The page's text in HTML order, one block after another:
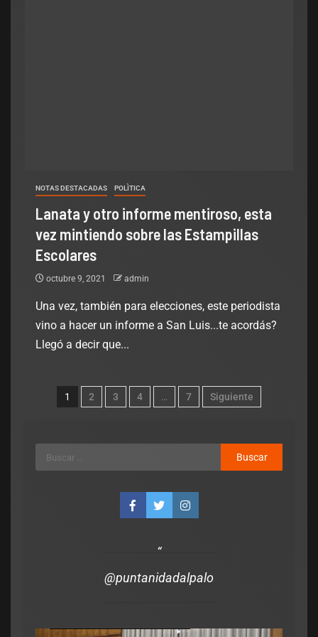
NOTAS DESTACADAS POLÌTICA
Lanata y otro informe mentiroso, esta
vez mintiendo sobre las Estampillas
Escolares
octubre 9, 2021 admin
Una vez, también para elecciones, este periodista
vino a hacer un informe a San Luis...te acordás?
Llegó a decir que...
1 2 3 4 … 7 Siguiente
@puntanidadalpalo